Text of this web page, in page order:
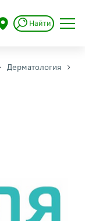
Найти
Дерматология